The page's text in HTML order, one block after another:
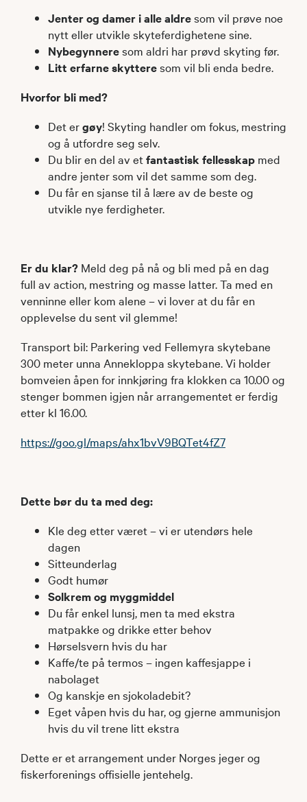
Jenter og damer i alle aldresom vil prøve noe
nytt eller utvikle skyteferdighetene sine.
Nybegynneresom aldri har prøvd skyting før.
Litt erfarne skytteresom vil bli enda bedre.
Hvorfor bli med?
Det ergøy! Skyting handler om fokus, mestring
og å utfordre seg selv.
Du blir en del av etfantastisk fellesskap med
andre jenter som vil det samme som deg.
Du får en sjanse til å lære av de beste og
utvikle nye ferdigheter.
Er du klar? Meld deg på nå og bli med på en dag
full av action, mestring og masse latter. Ta med en
venninne eller kom alene – vi lover at du får en
opplevelse du sent vil glemme!
Transport bil: Parkering ved Fellemyra skytebane
300 meter unna Annekloppa skytebane. Vi holder
bomveien åpen for innkjøring fra klokken ca 10.00 og
stenger bommen igjen når arrangementet er ferdig
etter kl 16.00.
https://goo.gl/maps/ahx1bvV9BQTet4fZ7
Dette bør du ta med deg:
Kle deg etter været – vi er utendørs hele
dagen
Sitteunderlag
Godt humør
Solkrem og myggmiddel
Du får enkel lunsj, men ta med ekstra
matpakke og drikke etter behov
Hørselsvern hvis du har
Kaffe/te på termos – ingen kaffesjappe i
nabolaget
Og kanskje en sjokoladebit?
Eget våpen hvis du har, og gjerne ammunisjon
hvis du vil trene litt ekstra
Dette er et arrangement under Norges jeger og
fiskerforenings offisielle jentehelg.